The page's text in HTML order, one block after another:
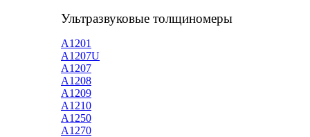
Ультразвуковые толщиномеры
A1201
А1207U
А1207
А1208
А1209
А1210
А1250
А1270